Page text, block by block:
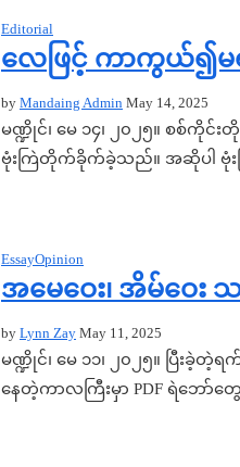
Editorial
လေဖြင့် ကာကွယ်၍မ
by Mandaing Admin May 14, 2025
မဏ္ဍိုင်၊ မေ ၁၄၊ ၂၀၂၅။ စစ်ကိုင်
ဗုံးကြဲတိုက်ခိုက်ခဲ့သည်။ အဆိုပါ ဗုံးက
EssayOpinion
အမေဝေး၊ အိမ်ဝေး
by Lynn Zay May 11, 2025
မဏ္ဍိုင်၊ မေ ၁၁၊ ၂၀၂၅။ ပြီး
နေတဲ့ကာလကြီးမှာ PDF ရဲဘော်